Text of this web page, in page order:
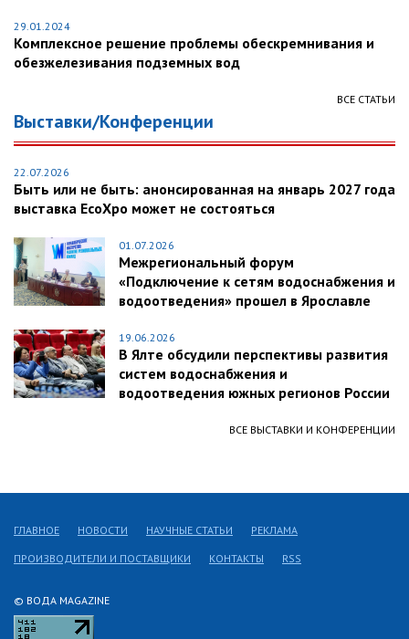
29.01.2024
Комплексное решение проблемы обескремнивания и
обезжелезивания подземных вод
ВСЕ СТАТЬИ
Выставки/Конференции
22.07.2026
Быть или не быть: анонсированная на январь 2027 года
выставка EcoXpo может не состояться
01.07.2026
Межрегиональный форум
«Подключение к сетям водоснабжения и
водоотведения» прошел в Ярославле
19.06.2026
В Ялте обсудили перспективы развития
систем водоснабжения и
водоотведения южных регионов России
ВСЕ ВЫСТАВКИ И КОНФЕРЕНЦИИ
© ВОДА MAGAZINE
ГЛАВНОЕ НОВОСТИ НАУЧНЫЕ СТАТЬИ РЕКЛАМА
ПРОИЗВОДИТЕЛИ И ПОСТАВЩИКИ КОНТАКТЫ RSS